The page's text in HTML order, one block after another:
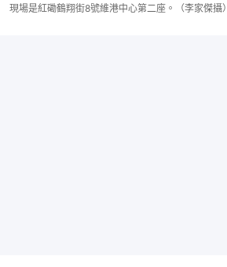
現場是紅磡鶴翔街8號維港中心第二座。（李家傑攝）